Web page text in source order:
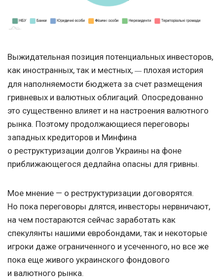
Выжидательная позиция потенциальных инвесторов,
как иностранных, так и местных, — плохая история
для наполняемости бюджета за счет размещения
гривневых и валютных облигаций. Опосредованно
это существенно влияет и на настроения валютного
рынка. Поэтому продолжающиеся переговоры
западных кредиторов и Минфина
о реструктуризации долгов Украины на фоне
приближающегося дедлайна опасны для гривны.
Мое мнение — о реструктуризации договорятся.
Но пока переговоры длятся, инвесторы нервничают,
на чем постараются сейчас заработать как
спекулянты нашими евробондами, так и некоторые
игроки даже ограниченного и усеченного, но все же
пока еще живого украинского фондового
и валютного рынка.